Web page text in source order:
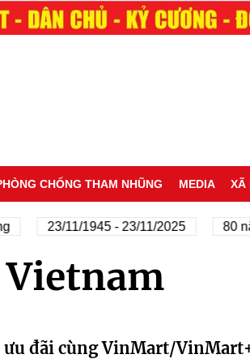
CHỐNG THAM NHŨNG MEDIA XÃ
23/11/1945 - 23/11/2025 80
ưu đãi cùng VinMart/